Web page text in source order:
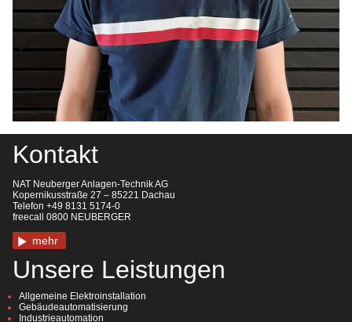
Kontakt
NAT Neuberger Anlagen-Technik AG
Kopernikusstraße 27 – 85221 Dachau
Telefon +49 8131 5174-0
freecall 0800 NEUBERGER
mehr
Unsere Leistungen
Allgemeine Elektroinstallation
Gebäudeautomatisierung
Industrieautomation